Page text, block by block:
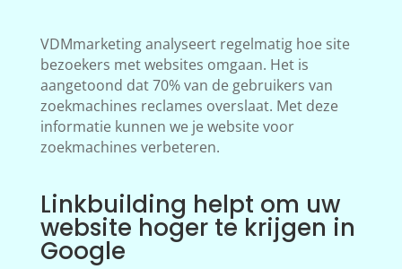
VDMmarketing analyseert regelmatig hoe site
bezoekers met websites omgaan. Het is
aangetoond dat 70% van de gebruikers van
zoekmachines reclames overslaat. Met deze
informatie kunnen we je website voor
zoekmachines verbeteren.
Linkbuilding helpt om uw
website hoger te krijgen in
Google